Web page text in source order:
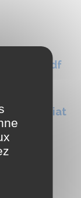
Bessey -
2023.pdf
Vaujaniat
à